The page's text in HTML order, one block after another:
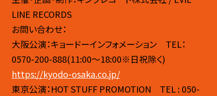
LINE RECORDS
お問い合わせ：
大阪公演：キョードーインフォメーション TEL：
0570-200-888(11:00～18:00※日祝除く)
https://kyodo-osaka.co.jp/
東京公演：HOT STUFF PROMOTION TEL : 050-